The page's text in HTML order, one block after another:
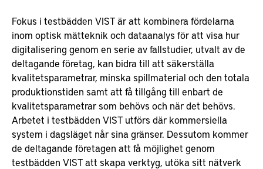
Fokus i testbädden VIST är att kombinera fördelarna
inom optisk mätteknik och dataanalys för att visa hur
digitalisering genom en serie av fallstudier, utvalt av de
deltagande företag, kan bidra till att säkerställa
kvalitetsparametrar, minska spillmaterial och den totala
produktionstiden samt att få tillgång till enbart de
kvalitetsparametrar som behövs och när det behövs.
Arbetet i testbädden VIST utförs där kommersiella
system i dagsläget når sina gränser. Dessutom kommer
de deltagande företagen att få möjlighet genom
testbädden VIST att skapa verktyg, utöka sitt nätverk